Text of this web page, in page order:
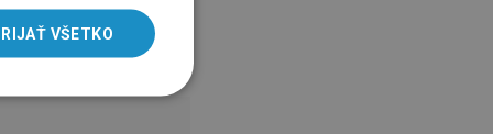
LITHUANIAN
ROMANIAN
VŠETKO